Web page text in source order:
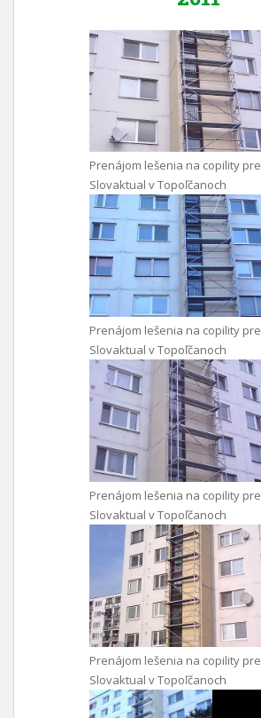
Prenájom lešenia na copility pre
Slovaktual v Topoľčanoch
Prenájom lešenia na copility pre
Slovaktual v Topoľčanoch
Prenájom lešenia na copility pre
Slovaktual v Topoľčanoch
Prenájom lešenia na copility pre
Slovaktual v Topoľčanoch